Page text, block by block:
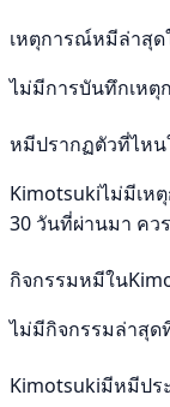
เหตุการณ์หมีล่าสุด
ไม่มีการบันทึกเห
หมีปรากฏตัวที่ไหน
Kimotsukiไม่มีเห
30 วันที่ผ่านมา คว
กิจกรรมหมีใน
ไม่มีกิจกรรมล่าสุด
Kimotsukiมีหมีปร